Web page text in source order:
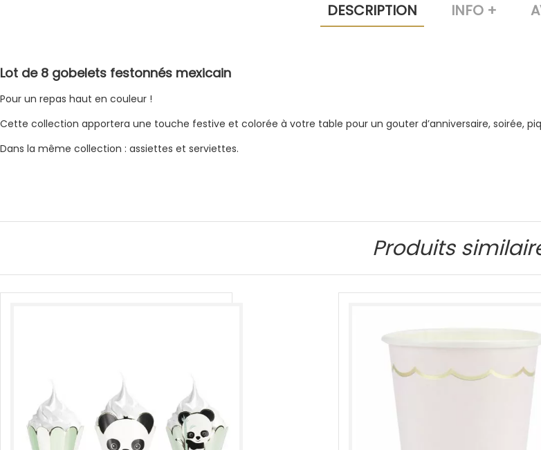
DESCRIPTION INFO +
Lot de 8 gobelets festonnés mexicain
Pour un repas haut en couleur !
Cette collection apportera une touche festive et colorée à votre table pour un gouter d’anniversaire, soirée,
Dans la même collection : assiettes et serviettes.
Produits